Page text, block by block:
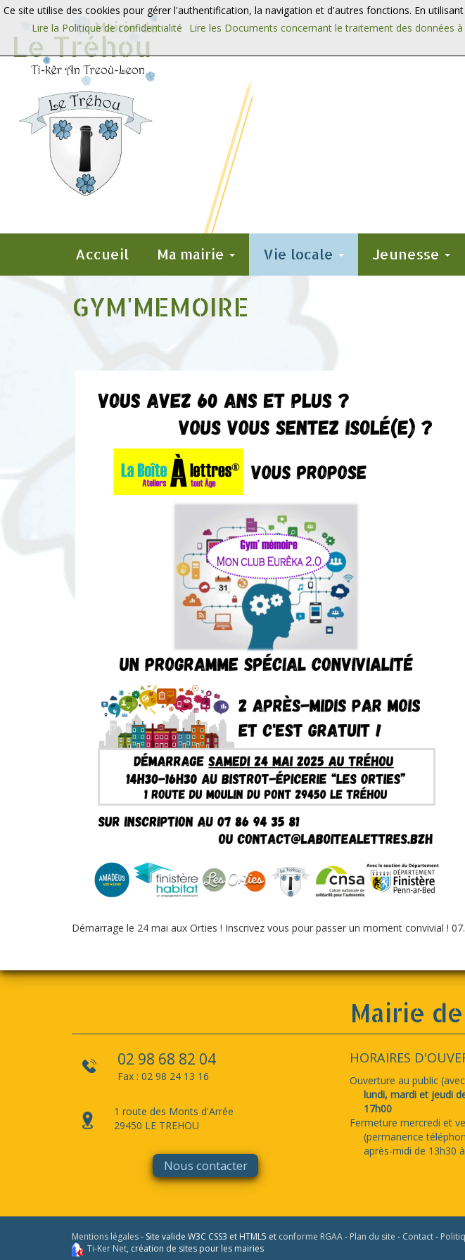
Aller au contenu Aller au menu
Accueil Ma mairie Vie locale Jeunesse
GYM'MEMOIRE
Démarrage le 24 mai aux Orties ! Inscrivez vous pour passer un moment convivial !
Mairie
02 98 68 82 04
Fax : 02 98 24 13 16
1 route des Monts d'Arrée
29450 LE TREHOU
Nous contacter
HORAIRES
Ouverture au public
lundi, mardi et jeudi
17h00
Fermeture mercredi et
(permanence
après-midi de 13h30
Mentions légales- Site valide W3C CSS3 et HTML5 et conforme RGAA- Plan du site - Contact-
Ti-Ker Net, création de sites pour les mairies
Ce site utilise des cookies pour gérer l'authentification, la navigation et d'autres fonctions. En
Lire la Politique de confidentialité
Lire les Documents concernant le traitement des données